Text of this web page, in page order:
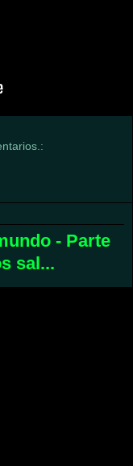
- Parte
sal...